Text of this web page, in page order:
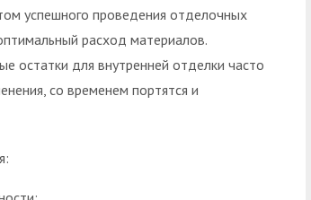
успешного проведения отделочных
расход материалов.
остатки для внутренней отделки часто
со временем портятся и